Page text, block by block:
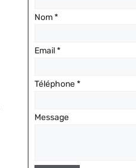
Nom*
Email*
Téléphone*
Message